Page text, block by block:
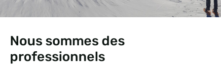
Nous sommes des
professionnels